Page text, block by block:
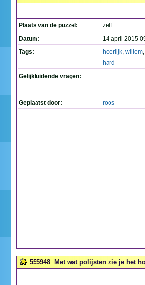
Plaats van de puzzel:
zelf
Datum:
14 april 2015
Tags:
heerlijk, willem,
hard
Gelijkluidende vragen:
Geplaatst door: roos
555948 Met wat polijsten zie je het